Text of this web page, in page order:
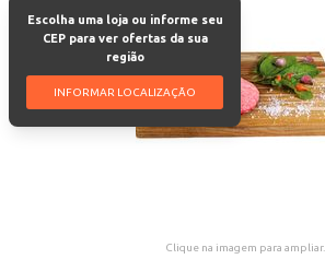
Escolha uma loja ou informe seu
CEP para ver ofertas da sua
região
INFORMAR LOCALIZAÇÃO
Clique na imagem para ampliar.